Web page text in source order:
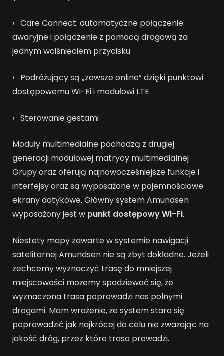
› Care Connect: automatyczne połączenie
awaryjne i połączenie z pomocą drogową za
jednym wciśnięciem przycisku
› Podróżujący są „zawsze online” dzięki punktowi
dostępowemu Wi-Fi i modułowi LTE
› Sterowanie gestami
Moduły multimedialne pochodzą z drugiej
generacji modułowej matrycy multimedialnej
Grupy oraz oferują najnowocześniejsze funkcje i
interfejsy oraz są wyposażone w pojemnościowe
ekrany dotykowe. Główny system Amundsen
wyposażony jest w punkt dostępowy Wi-Fi.
Niestety mapy zawarte w systemie nawigacji
satelitarnej Amundsen nie są zbyt dokładne. Jeżeli
zechcemy wyznaczyć trasę do mniejszej
miejscowości możemy spodziewać się, że
wyznaczona trasa poprowadzi nas polnymi
drogami. Mam wrażenie, że system stara się
poprowadzić jak najkrócej do celu nie zważając na
jakość dróg, przez które trasa prowadzi.